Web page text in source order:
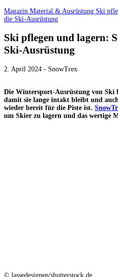
Magazin Material & Ausrüstung Ski
die Ski-Ausrüstung
Ski pflegen und lagern:
Ski-Ausrüstung
2. April 2024 - SnowTrex
Die Wintersport-Ausrüstung von Ski
damit sie lange intakt bleibt und
wieder bereit für die Piste ist.
um Skier zu lagern und das wertige
© lassedesignen/shutterstock.de